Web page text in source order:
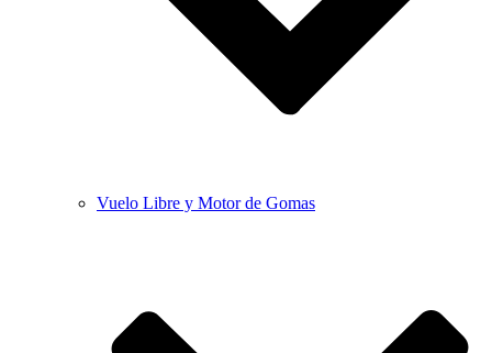
Vuelo Libre y Motor de Gomas